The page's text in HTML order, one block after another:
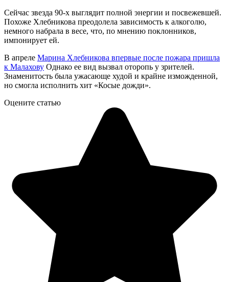
Сейчас звезда 90-х выглядит полной энергии и посвежевшей.
Похоже Хлебникова преодолела зависимость к алкоголю,
немного набрала в весе, что, по мнению поклонников,
импонирует ей.
В апреле Марина Хлебникова впервые после пожара пришла
к Малахову Однако ее вид вызвал оторопь у зрителей.
Знаменитость была ужасающе худой и крайне изможденной,
но смогла исполнить хит «Косые дожди».
Оцените статью